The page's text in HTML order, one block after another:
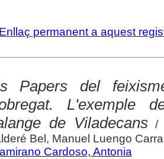
Enllaç permanent a aquest
Papers del
L'exemple
de Viladecans /
Bel, Manuel Luengo
Cardoso, Antonia